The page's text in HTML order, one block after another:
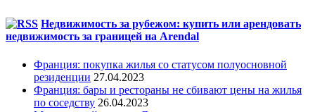
Недвижимость за рубежом: купить или арендовать
недвижимость за границей на Arendal
Франция: покупка жилья со статусом полуосновной
резиденции 27.04.2023
Франция: бары и рестораны не сбивают цены на жилья
по соседству 26.04.2023